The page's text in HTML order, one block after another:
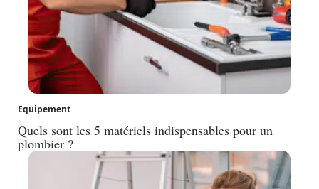
Equipement
Quels sont les 5 matériels indispensables pour un
plombier ?